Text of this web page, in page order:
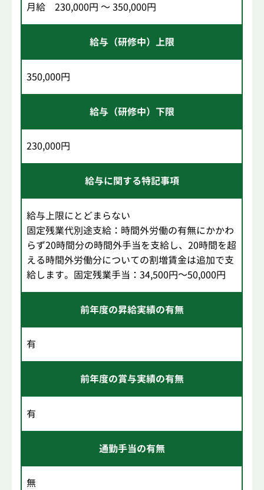
月給 230,000円 ～ 350,000円
給与（研修中）上限
350,000円
給与（研修中）下限
230,000円
給与に関する特記事項
給与上限にとどまらない
固定残業代別途支給：時間外労働の有無にかかわ
らず20時間分の時間外手当を支給し、20時間を超
える時間外労働分についての割増賃金は追加で支
給します。固定残業手当：34,500円～50,000円
前年度の昇給実績の有無
有
前年度の賞与実績の有無
有
通勤手当の有無
無